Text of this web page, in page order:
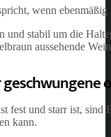
wenn
und stabil um die
aussehende
fest und starr ist,
kann.